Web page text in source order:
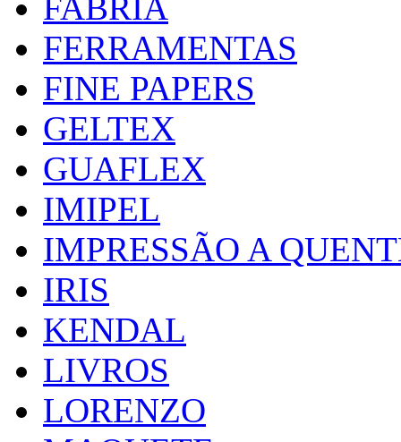
FABRIA
FERRAMENTAS
FINE PAPERS
GELTEX
GUAFLEX
IMIPEL
IMPRESSÃO A
IRIS
KENDAL
LIVROS
LORENZO